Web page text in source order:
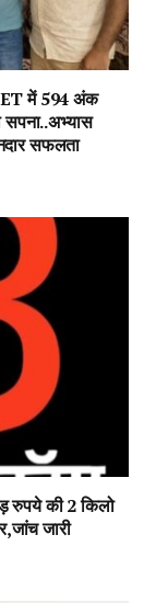
में 594 अंक
सपना..अभ्यास
सफलता
रुपये की 2 किलो
जारी